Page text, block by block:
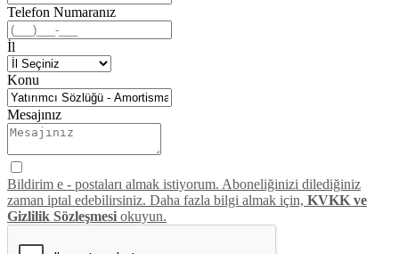
Telefon Numaranız
İl
Konu
Mesajınız
Bildirim e - postaları almak istiyorum. Aboneliğinizi dilediğiniz
zaman iptal edebilirsiniz. Daha fazla bilgi almak için, KVKK ve
Gizlilik Sözleşmesi okuyun.